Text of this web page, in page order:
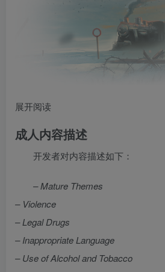
展开阅读
成人内容描述
开发者对内容描述如下：
– Mature Themes
– Violence
– Legal Drugs
– Inappropriate Language
– Use of Alcohol and Tobacco